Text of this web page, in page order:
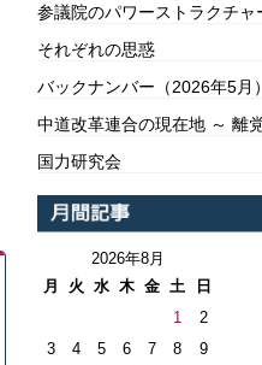
参議院のパワーストラクチャ
それぞれの思惑
バックナンバー（2026年5月）
中道改革連合の現在地 ～ 離
国力研究会
2026年8月
月
火 水 木 金 土 日
1
2
3
4 5 6 7 8
9